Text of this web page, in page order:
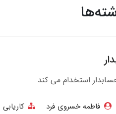
استخدام می کند
فاطمه خسروی فرد کاریابی